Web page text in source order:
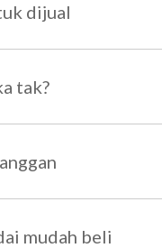
dijual
tak?
mudah beli